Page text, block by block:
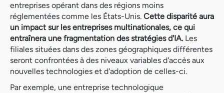
entreprises opérant dans des régions moins
réglementées comme les États-Unis. Cette disparité aura
un impact sur les entreprises multinationales, ce qui
entraînera une fragmentation des stratégies d'IA. Les
filiales situées dans des zones géographiques différentes
seront confrontées à des niveaux variables d'accès aux
nouvelles technologies et d'adoption de celles-ci.
Par exemple, une entreprise technologique